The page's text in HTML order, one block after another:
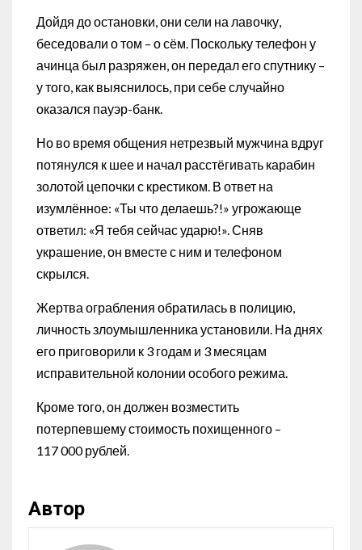
Дойдя до остановки, они сели на лавочку,
беседовали о том – о сём. Поскольку телефон у
ачинца был разряжен, он передал его спутнику –
у того, как выяснилось, при себе случайно
оказался пауэр-банк.
Но во время общения нетрезвый мужчина вдруг
потянулся к шее и начал расстёгивать карабин
золотой цепочки с крестиком. В ответ на
изумлённое: «Ты что делаешь?!» угрожающе
ответил: «Я тебя сейчас ударю!». Сняв
украшение, он вместе с ним и телефоном
скрылся.
Жертва ограбления обратилась в полицию,
личность злоумышленника установили. На днях
его приговорили к 3 годам и 3 месяцам
исправительной колонии особого режима.
Кроме того, он должен возместить
потерпевшему стоимость похищенного –
117 000 рублей.
Автор